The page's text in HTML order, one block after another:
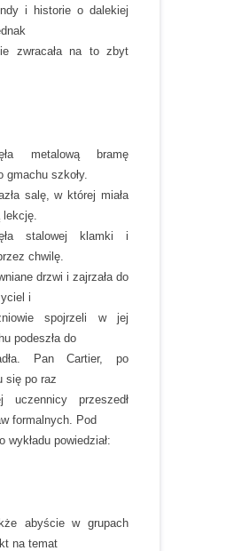
i historie o dalekiej
zwracała na to zbyt
metalową bramę
gmachu szkoły.
salę, w której miała
lekcję.
stalowej klamki i
chwilę.
drzwi i zajrzała do
i
spojrzeli w jej
podeszła do
Pan Cartier, po
się po raz
uczennicy przeszedł
formalnych. Pod
wykładu powiedział:
abyście w grupach
na temat